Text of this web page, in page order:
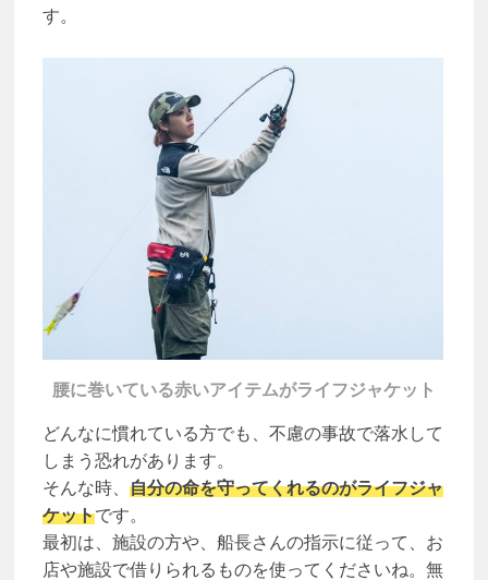
す。
腰に巻いている赤いアイテムがライフジャケット
どんなに慣れている方でも、不慮の事故で落水して
しまう恐れがあります。
そんな時、 自分の命を守ってくれるのがライフジャ
ケットです。
最初は、施設の方や、船長さんの指示に従って、お
店や施設で借りられるものを使ってくださいね。無